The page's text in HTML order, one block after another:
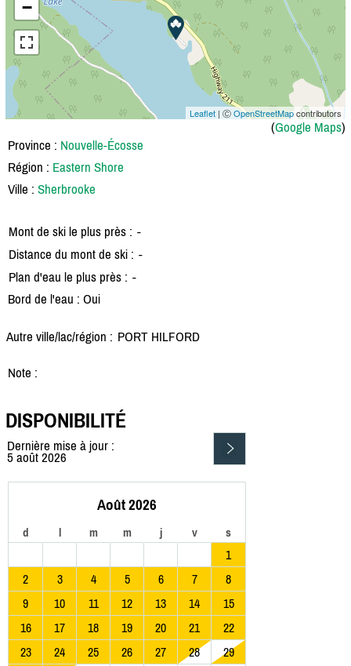
−
Leaflet | ⒸOpenStreetMapcontributors
(Google Maps)
Province : Nouvelle-Écosse
Région : Eastern Shore
Ville : Sherbrooke
Mont de ski le plus près : -
Distance du mont de ski : -
Plan d'eau le plus près : -
Bord de l'eau : Oui
Autre ville/lac/région : PORT HILFORD
Note :
DISPONIBILITÉ
Dernière mise à jour :
5 août 2026
Août 2026
d l m m j v s
1
2
3 4 5 6 7
8
9
10 11 12 13 14
15
16
17 18 19 20 21
22
23
24 25 26 27 28
29